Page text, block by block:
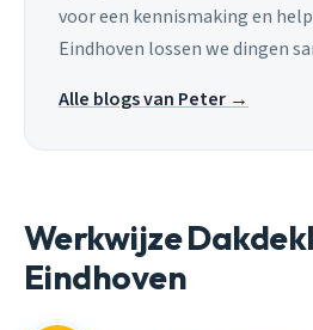
voor een kennismaking en
Eindhoven lossen we dingen
Alle blogs van Peter →
Werkwijze
Eindhoven